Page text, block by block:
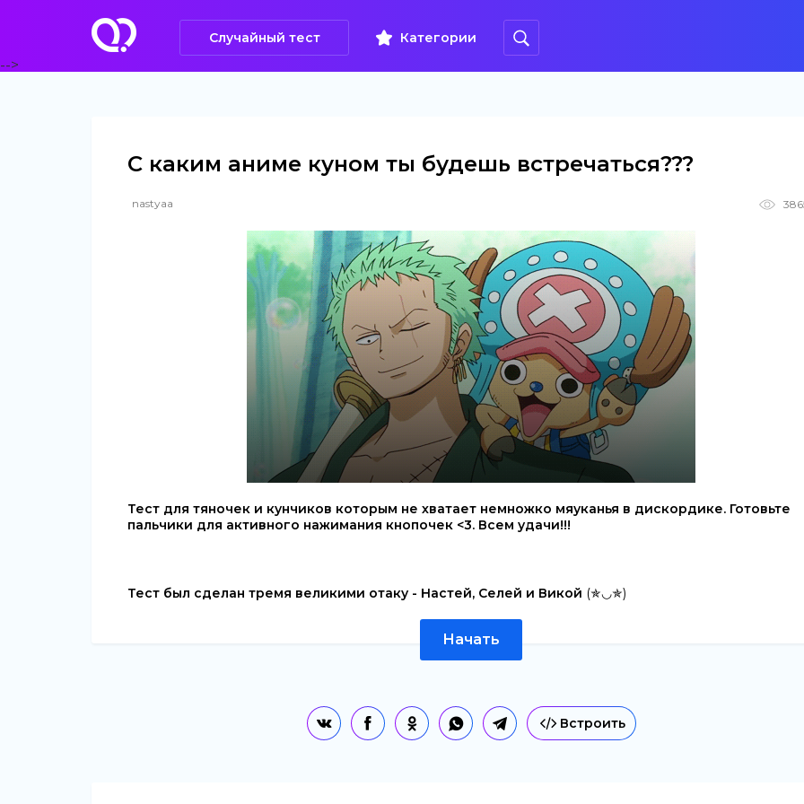
Случайный тест Категории
-->
С каким аниме куном ты будешь встречаться???
nastyaa
Тест для тяночек и кунчиков которым не хватает немножко мяуканья в дискордике. Готовьте
пальчики для активного нажимания кнопочек <3. Всем удачи!!!
Тест был сделан тремя великими отаку - Настей, Селей и Викой (✯◡✯)
Начать
Встроить